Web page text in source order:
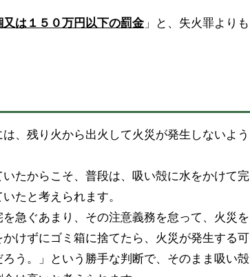
又は１５０万円以下の罰金 」と、失火罪よりも
、残り火から出火して火災が発生しないよう
たからこそ、普段は、吸い殻に水をかけて完
たと考えられます。
急ぐあまり、その注意義務を怠って、火災を
けずにゴミ箱に捨てたら、火災が発生する可
う。」という勝手な判断で、そのまま吸い殻